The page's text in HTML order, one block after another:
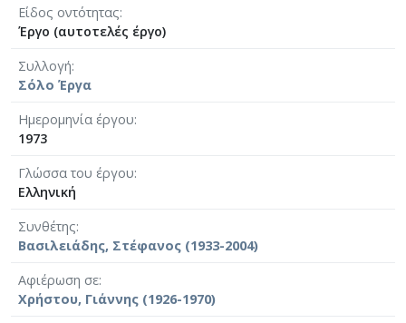
Είδος οντότητας
Έργο (αυτοτελές έργο)
Συλλογή
Σόλο Έργα
Ημερομηνία έργου
1973
Γλώσσα του έργου
Ελληνική
Συνθέτης
Βασιλειάδης, Στέφανος (1933-2004)
Αφιέρωση σε
Χρήστου, Γιάννης (1926-1970)